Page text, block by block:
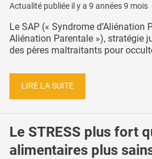
Actualité publiée il y a 9 années 9 mois
Le SAP (« Syndrome d’Aliénation
Aliénation Parentale »), stratégie
des pères maltraitants pour
LIRE LA SUITE
Le STRESS plus fort
alimentaires plus